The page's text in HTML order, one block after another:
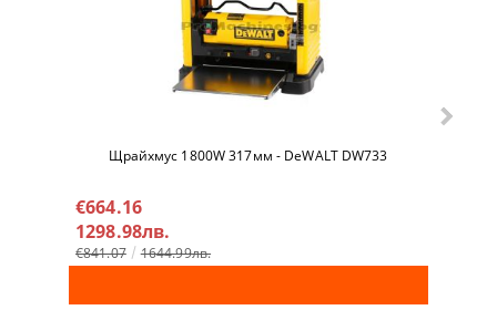
Щрайхмус 1800W 317мм - DeWALT DW733
€664.16
1298.98лв.
€841.07 1644.99лв.